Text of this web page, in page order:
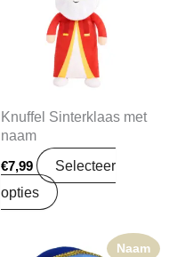
Knuffel Sinterklaas met
naam
€7,99
Selecteer
opties
Naam